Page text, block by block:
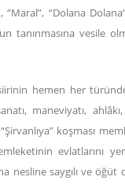
“Maral”, “Dolana
tanınmasına vesile
hemen her
maneviyatı,
koşması
evlatlarını
nesline saygılı ve